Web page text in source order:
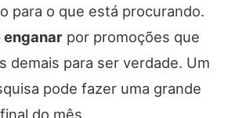
para o que está procurando.
enganar por promoções que
demais para ser verdade. Um
pode fazer uma grande
do mês.